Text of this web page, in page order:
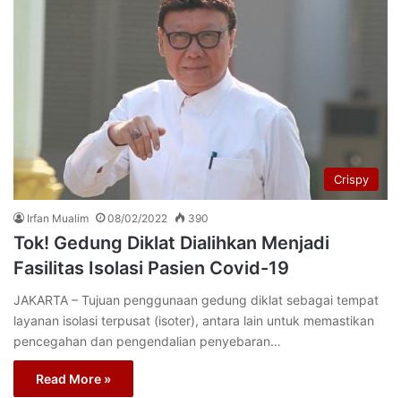
Crispy
Irfan Mualim 08/02/2022 390
Tok! Gedung Diklat Dialihkan Menjadi
Fasilitas Isolasi Pasien Covid-19
JAKARTA – Tujuan penggunaan gedung diklat sebagai tempat
layanan isolasi terpusat (isoter), antara lain untuk memastikan
pencegahan dan pengendalian penyebaran…
Read More »